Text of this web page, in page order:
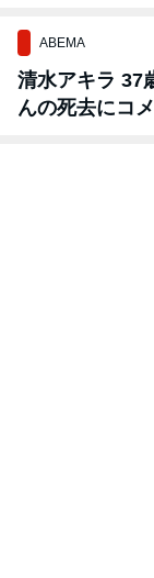
ABEMA
清水アキラ 37
んの死去にコ